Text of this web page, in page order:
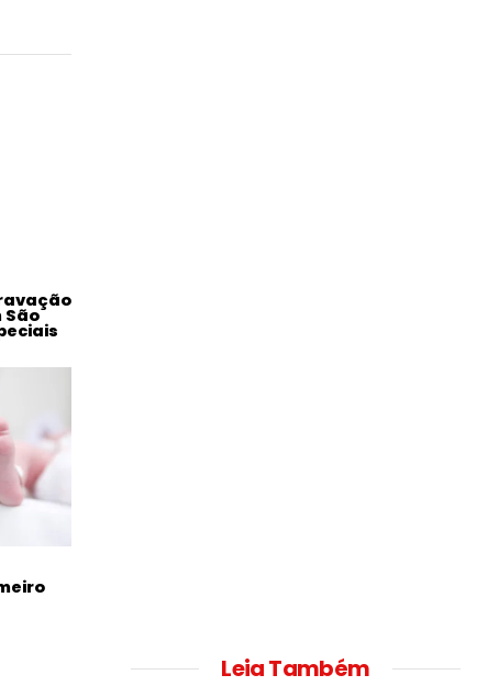
São
Leia Também